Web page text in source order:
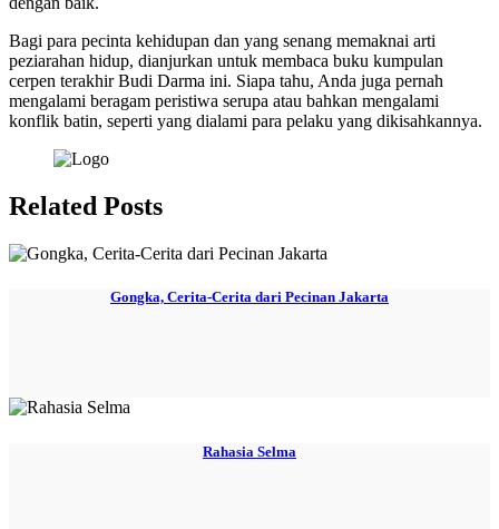
Bagi para pecinta kehidupan dan yang senang memaknai arti
peziarahan hidup, dianjurkan untuk membaca buku kumpulan
cerpen terakhir Budi Darma ini. Siapa tahu, Anda juga pernah
mengalami beragam peristiwa serupa atau bahkan mengalami
konflik batin, seperti yang dialami para pelaku yang dikisahkannya.
Related Posts
Gongka, Cerita-Cerita dari Pecinan Jakarta
Rahasia Selma